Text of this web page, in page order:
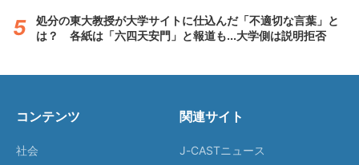
処分の東大教授が大学サイトに仕込んだ「不適切な言葉」と
は？ 各紙は「六四天安門」と報道も...大学側は説明拒否
コンテンツ
社会
関連サイト
J-CASTニュース